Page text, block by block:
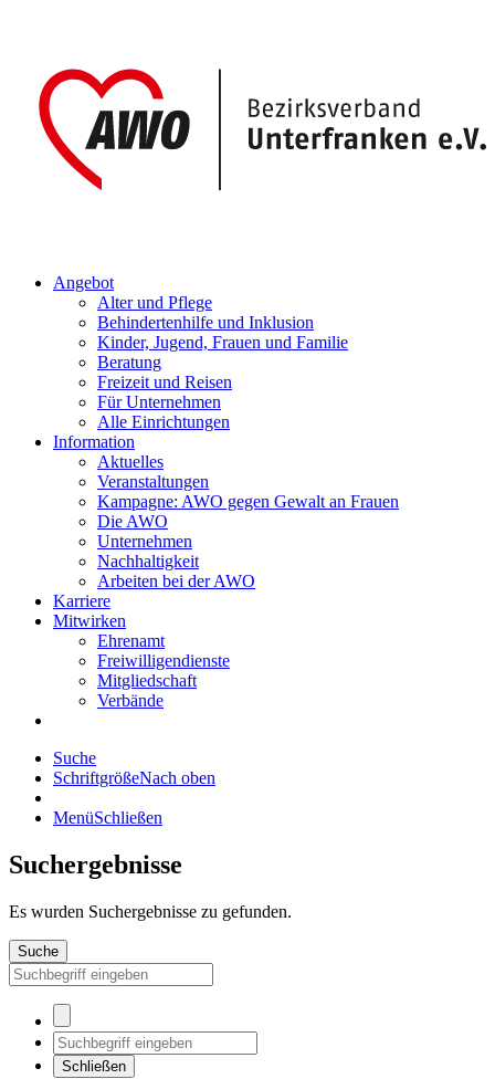
Angebot
Alter und Pflege
Behindertenhilfe und Inklusion
Kinder, Jugend, Frauen und Familie
Beratung
Freizeit und Reisen
Für Unternehmen
Alle Einrichtungen
Information
Aktuelles
Veranstaltungen
Kampagne: AWO gegen Gewalt an Frauen
Die AWO
Unternehmen
Nachhaltigkeit
Arbeiten bei der AWO
Karriere
Mitwirken
Ehrenamt
Freiwilligendienste
Mitgliedschaft
Verbände
Suche
SchriftgrößeNach oben
MenüSchließen
Suchergebnisse
Es wurden Suchergebnisse zu gefunden.
Suche
Schließen